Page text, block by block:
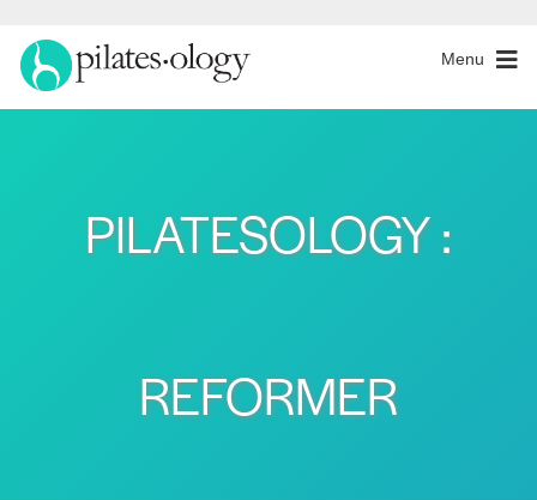
Menu
PILATESOLOGY :
REFORMER